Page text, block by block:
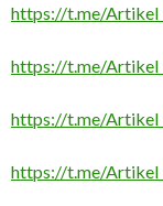
https://t.me/
https://t.me/
https://t.me/
https://t.me/